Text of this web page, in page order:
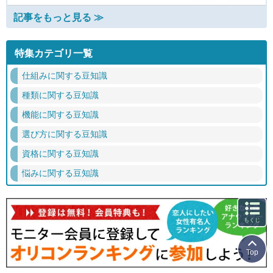
記事をもっと見る ≫
特集カテゴリ一覧
仕組みに関する豆知識
種類に関する豆知識
機能に関する豆知識
選び方に関する豆知識
資格に関する豆知識
悩みに関する豆知識
もくじ
Top